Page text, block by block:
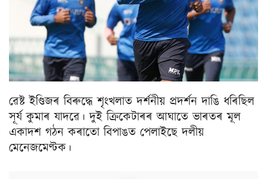
ৱেষ্ট ইণ্ডিজৰ বিৰুদ্ধে শৃংখলাত দৰ্শনীয় প্ৰদৰ্শন দাঙি ধৰিছিল
সূৰ্য কুমাৰ যাদৱে। দুই ক্ৰিকেটাৰৰ আঘাতে ভাৰতৰ মূল
একাদশ গঠন কৰাতো বিপাঙত পেলাইছে দলীয়
মেনেজমেণ্টক।